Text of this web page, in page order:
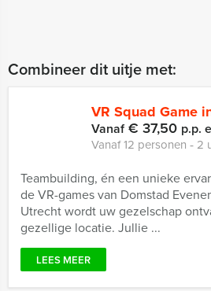
Combineer dit uitje met:
VR Squad Game
Vanaf€ 37,50 p.p.
Vanaf 12 personen ‐ 2
Teambuilding, én een unieke
de VR-games van Domstad
Utrecht wordt uw gezelschap
gezellige locatie. Jullie ...
LEES MEER